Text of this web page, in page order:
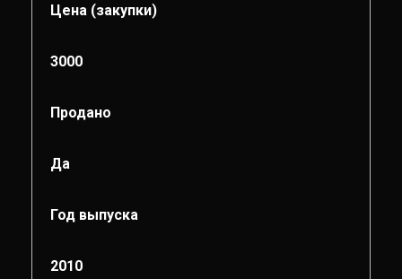
Цена (закупки)
3000
Продано
Да
Год выпуска
2010